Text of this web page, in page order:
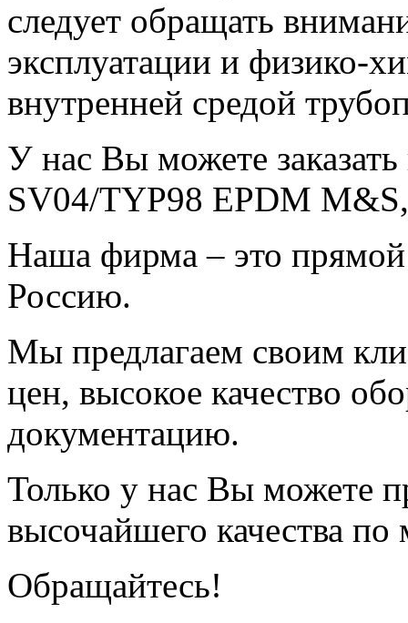
следует обращать
эксплуатации и физико-
внутренней средой
У нас Вы можете
SV04/TYP98 EPDM
Наша фирма – это
Россию.
Мы предлагаем своим
цен, высокое качество
документацию.
Только у нас Вы можете
высочайшего качества
Обращайтесь!